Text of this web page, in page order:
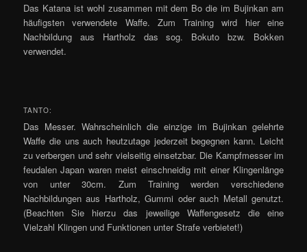
Das Katana ist wohl zusammen mit dem Bo die im Bujinkan am
häufigsten verwendete Waffe. Zum Training wird hier eine
Nachbildung aus Hartholz das sog. Bokuto bzw. Bokken
verwendet.
TANTO:
Das Messer. Wahrscheinlich die einzige im Bujinkan gelehrte
Waffe die uns auch heutzutage jederzeit begegnen kann. Leicht
zu verbergen und sehr vielseitig einsetzbar. Die Kampfmesser im
feudalen Japan waren meist einschneidig mit einer Klingenlänge
von unter 30cm. Zum Training werden verschiedene
Nachbildungen aus Hartholz, Gummi oder auch Metall genutzt.
(Beachten Sie hierzu das jeweilige Waffengesetz die eine
Vielzahl Klingen und Funktionen unter Strafe verbietet!)